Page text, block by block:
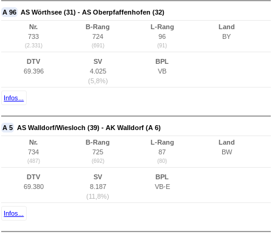
A 96 AS Wörthsee (31) - AS Oberpfaffenhofen (32)
Nr.
733
(2.331)
B-Rang
724
(691)
L-Rang
96
(91)
Land
BY
DTV
69.396
SV
4.025
(5,8%)
BPL
VB
Infos...
A 5 AS Walldorf/Wiesloch (39) - AK Walldorf (A 6)
Nr.
734
(487)
B-Rang
725
(692)
L-Rang
87
(80)
Land
BW
DTV
69.380
SV
8.187
(11,8%)
BPL
VB-E
Infos...